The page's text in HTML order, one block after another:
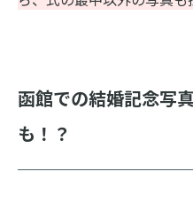
函館での結婚記念写
も！？